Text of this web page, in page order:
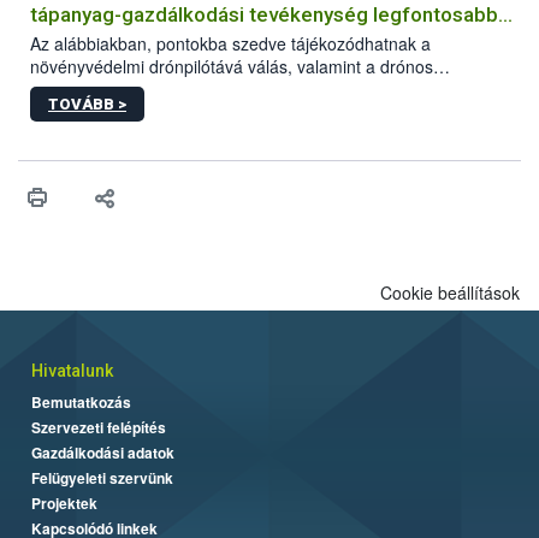
tápanyag-gazdálkodási tevékenység legfontosabb
feltételeiről
Az alábbiakban, pontokba szedve tájékozódhatnak a
növényvédelmi drónpilótává válás, valamint a drónos
növényvédelmi és tápanyag-gazdálkodási tevékenység
végzésének legfontosabb feltételeiről*.
TOVÁBB >
Cookie beállítások
Hivatalunk
Bemutatkozás
Szervezeti felépítés
Gazdálkodási adatok
Felügyeleti szervünk
Projektek
Kapcsolódó linkek